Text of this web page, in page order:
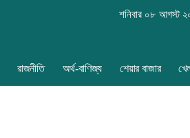
শনিবার ০৮ আগস্ট
রাজনীতি অর্থ-বাণিজ্য শেয়ার বাজার